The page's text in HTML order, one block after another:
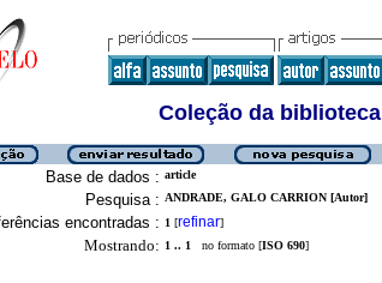
Coleção da biblioteca
Base de dados : article
Pesquisa : ANDRADE, GALO CARRION [Autor]
encontradas : 1 [refinar]
Mostrando: 1 .. 1 no formato [ISO 690]